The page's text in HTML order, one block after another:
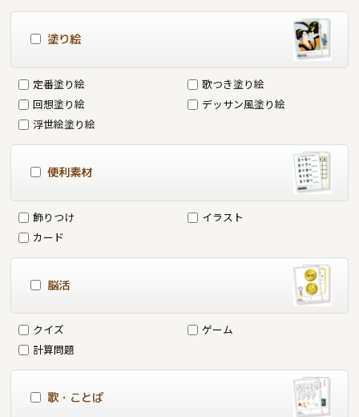
塗り絵
定番塗り絵
歌つき塗り絵
回想塗り絵
デッサン風塗り絵
浮世絵塗り絵
便利素材
飾りつけ
イラスト
カード
脳活
クイズ
ゲーム
計算問題
歌・ことば